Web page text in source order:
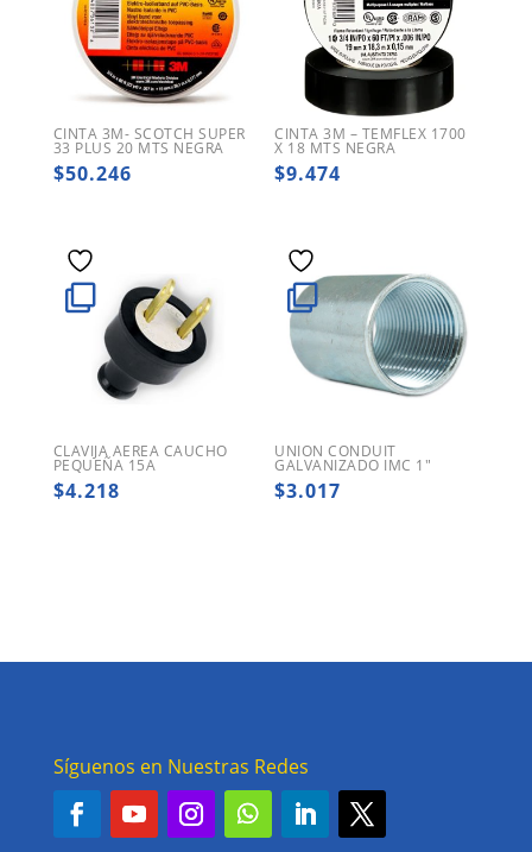
CINTA 3M- SCOTCH SUPER
33 PLUS 20 MTS NEGRA
$50.246
CINTA 3M – TEMFLEX 1700
X 18 MTS NEGRA
$9.474
CLAVIJA AEREA CAUCHO
PEQUEÑA 15A
$4.218
UNION CONDUIT
GALVANIZADO IMC 1″
$3.017
Síguenos en Nuestras Redes